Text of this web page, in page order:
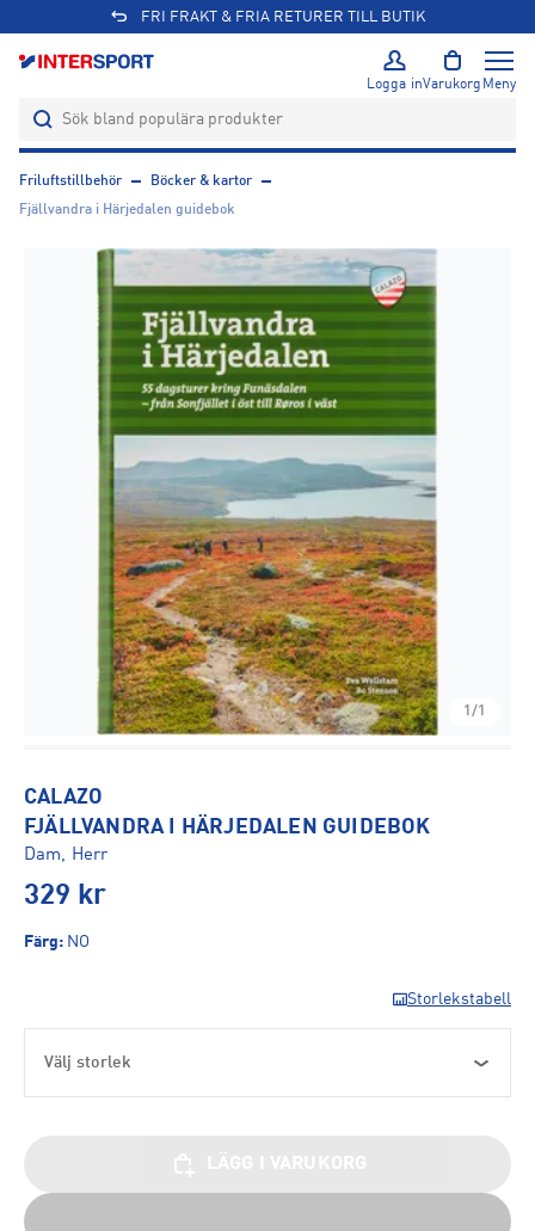
FRI FRAKT & FRIA RETURER TILL BUTIK
Logga inVarukorg Meny
Friluftstillbehör
Böcker & kartor
Fjällvandra i Härjedalen guidebok
1/1
CALAZO
FJÄLLVANDRA I HÄRJEDALEN GUIDEBOK
Dam, Herr
329 kr
Färg: NO
Storlekstabell
Välj storlek